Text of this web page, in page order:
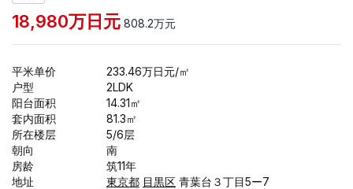
18,980万日元 808.2万元
平米单价 233.46万日元/㎡
户型
2LDK
阳台面积
14.31㎡
套内面积
81.3㎡
所在楼层
5/6层
朝向
南
房龄
筑11年
地址
東京都 目黒区 青葉台３丁目5ー7